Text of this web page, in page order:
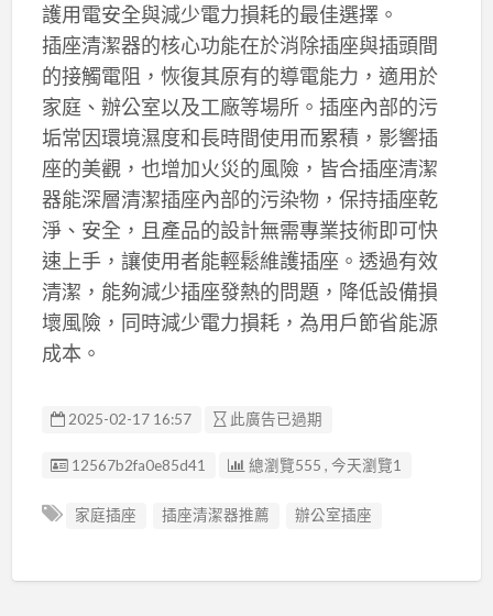
護用電安全與減少電力損耗的最佳選擇。
插座清潔器的核心功能在於消除插座與插頭間
的接觸電阻，恢復其原有的導電能力，適用於
家庭、辦公室以及工廠等場所。插座內部的污
垢常因環境濕度和長時間使用而累積，影響插
座的美觀，也增加火災的風險，皆合插座清潔
器能深層清潔插座內部的污染物，保持插座乾
淨、安全，且產品的設計無需專業技術即可快
速上手，讓使用者能輕鬆維護插座。透過有效
清潔，能夠減少插座發熱的問題，降低設備損
壞風險，同時減少電力損耗，為用戶節省能源
成本。
2025-02-17 16:57 此廣告已過期
廣告编號
12567b2fa0e85d41 總瀏覽555 , 今天瀏覽1
家庭插座 插座清潔器推薦 辦公室插座